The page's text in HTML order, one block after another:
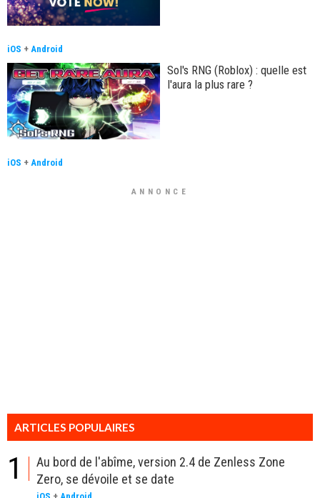
iOS + Android
Sol's RNG (Roblox) : quelle est
l'aura la plus rare ?
iOS + Android
ANNONCE
ARTICLES POPULAIRES
1
Au bord de l'abîme, version 2.4 de Zenless Zone
Zero, se dévoile et se date